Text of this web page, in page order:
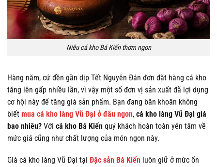
Niêu cá kho Bá Kiến thơm ngon
Hàng năm, cứ đền gần dịp Tết Nguyên Đán đơn đặt hàng cá kho
tăng lên gấp nhiều lần, vì vậy một số đơn vị sản xuất đã lợi dụng
cơ hội này để tăng giá sản phẩm. Bạn đang băn khoăn không
biết mua cá kho làng Vũ Đại ở đâu ngon, cá kho làng Vũ Đại giá
bao nhiêu? Với cá kho Bá Kiến quý khách hoàn toàn yên tâm về
mức giá cũng như chất lượng của món ngon này.
Giá cá kho làng Vũ Đại tại Đặc sản Bá Kiến luôn giữ ở mức ổn